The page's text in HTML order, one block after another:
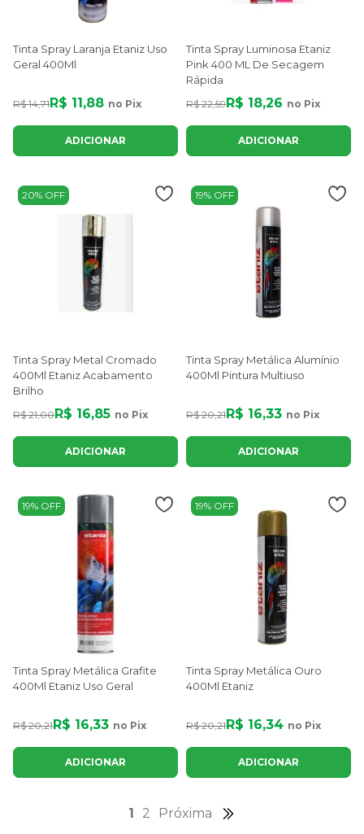
Tinta Spray Laranja Etaniz Uso
Geral 400Ml
R$ 14,71R$ 11,88 no Pix
ADICIONAR
Tinta Spray Luminosa Etaniz
Pink 400 ML De Secagem
Rápida
R$ 22,59R$ 18,26 no Pix
ADICIONAR
20% OFF
Tinta Spray Metal Cromado
400Ml Etaniz Acabamento
Brilho
R$ 21,00R$ 16,85 no Pix
ADICIONAR
19% OFF
Tinta Spray Metálica Alumínio
400Ml Pintura Multiuso
R$ 20,21R$ 16,33 no Pix
ADICIONAR
19% OFF
Tinta Spray Metálica Grafite
400Ml Etaniz Uso Geral
R$ 20,21R$ 16,33 no Pix
ADICIONAR
19% OFF
Tinta Spray Metálica Ouro
400Ml Etaniz
R$ 20,21R$ 16,34 no Pix
ADICIONAR
1 2 Próxima